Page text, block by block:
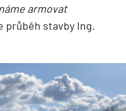
armovat
průběh stavby Ing.